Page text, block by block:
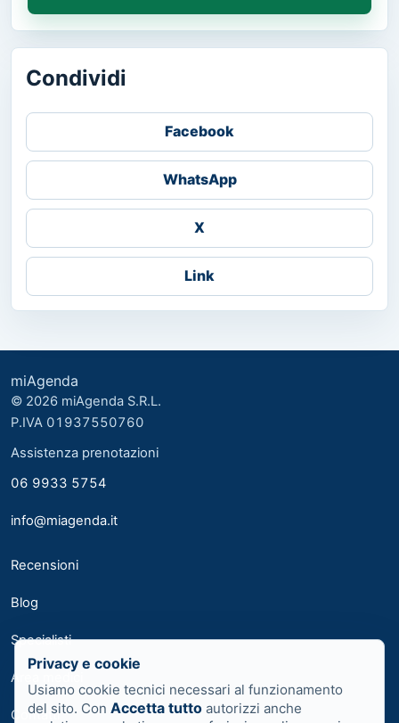
Condividi
Facebook
WhatsApp
X
Link
miAgenda
© 2026 miAgenda S.R.L.
P.IVA 01937550760
Assistenza prenotazioni
06 9933 5754
info@miagenda.it
Recensioni
Blog
Specialisti
Area medici
Contatti
Privacy e cookie
Usiamo cookie tecnici necessari al funzionamento
del sito. Con Accetta tutto autorizzi anche